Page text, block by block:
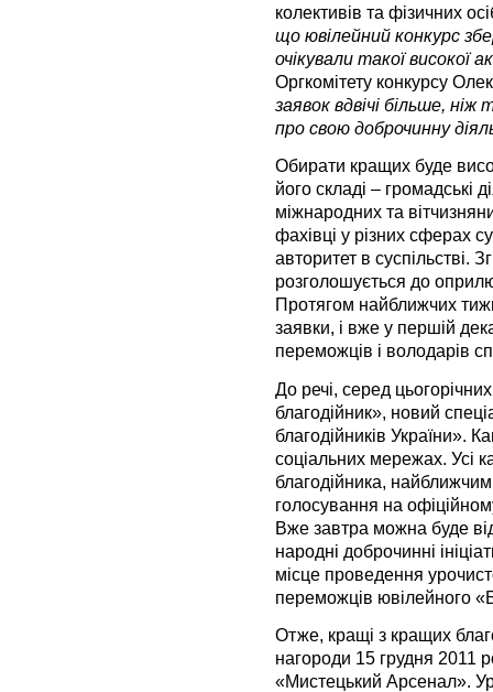
колективів та фізичних
що ювілейний конкурс
очікували такої високої
Оргкомітету конкурсу
заявок вдвічі більше, ніж
про свою доброчинну
Обирати кращих буде
його складі – громадські
міжнародних та
фахівці у різних сферах
авторитет в суспільстві.
розголошується до
Протягом найближчих
заявки, і вже у першій
переможців і володарів
До речі, серед
благодійник», новий
благодійників України».
соціальних мережах. Усі
благодійника,
голосування на
Вже завтра можна буде
народні доброчинні
місце проведення
переможців ювілейного
Отже, кращі з кращих
нагороди 15 грудня 2011
«Мистецький Арсенал».